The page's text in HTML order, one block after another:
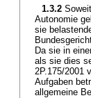
1.3.2
Autonomie
sie
Da sie in
als sie dies
2P.175/2001
Aufgaben
allgemeine